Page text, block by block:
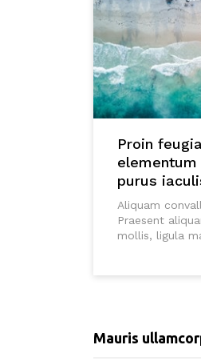
Proin
purus
Aliquam
Praesent
mollis, ligula
Mauris